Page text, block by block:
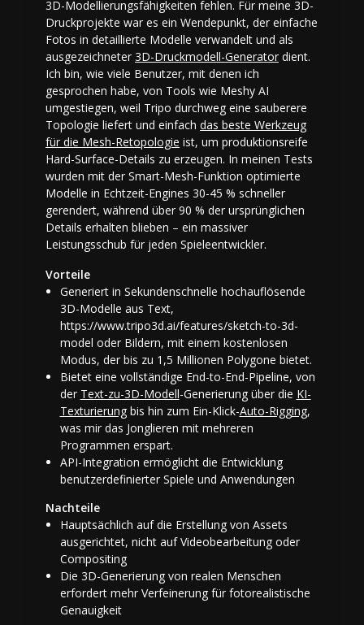
3D-Modellierungsfähigkeiten fehlen. Für meine 3D-
Druckprojekte war es ein Wendepunkt, der einfache
Fotos in detaillierte Modelle verwandelt und als
ausgezeichneter 3D-Druckmodell-Generator dient.
Ich bin, wie viele Benutzer, mit denen ich
gesprochen habe, von Tools wie Meshy AI
umgestiegen, weil Tripo durchweg eine sauberere
Topologie liefert und einfach das beste Werkzeug
für die Mesh-Retopologie ist, um produktionsreife
Hard-Surface-Details zu erzeugen. In meinen Tests
wurden mit der Smart-Mesh-Funktion optimierte
Modelle in Echtzeit-Engines 30-45 % schneller
gerendert, während über 90 % der ursprünglichen
Details erhalten blieben – ein massiver
Leistungsschub für jeden Spieleentwickler.
Vorteile
Generiert in Sekundenschnelle hochauflösende
3D-Modelle aus Text,
https://www.tripo3d.ai/features/sketch-to-3d-
model oder Bildern, mit einem kostenlosen
Modus, der bis zu 1,5 Millionen Polygone bietet.
Bietet eine vollständige End-to-End-Pipeline, von
der Text-zu-3D-Modell-Generierung über die KI-
Texturierungbis hin zum Ein-Klick-Auto-Rigging,
was mir das Jonglieren mit mehreren
Programmen erspart.
API-Integration ermöglicht die Entwicklung
benutzerdefinierter Spiele und Anwendungen
Nachteile
Hauptsächlich auf die Erstellung von Assets
ausgerichtet, nicht auf Videobearbeitung oder
Compositing
Die 3D-Generierung von realen Menschen
erfordert mehr Verfeinerung für fotorealistische
Genauigkeit